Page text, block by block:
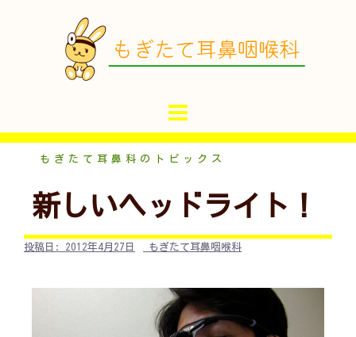
もぎたて耳鼻科のトピックス
新しいヘッドライト！
投稿日: 2012年4月27日 もぎたて耳鼻咽喉科